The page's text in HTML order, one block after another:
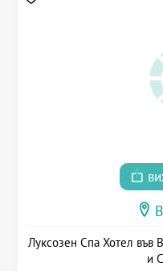
Луксозен Спа Хотел във
и